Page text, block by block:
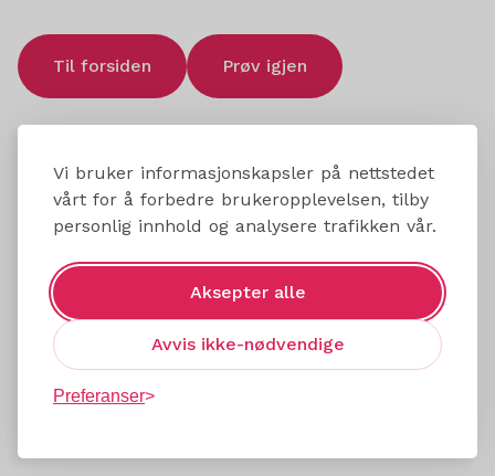
Vi bruker informasjonskapsler på nettstedet
vårt for å forbedre brukeropplevelsen, tilby
personlig innhold og analysere trafikken vår.
Aksepter alle
Avvis ikke-nødvendige
Preferanser
Til forsiden Prøv igjen